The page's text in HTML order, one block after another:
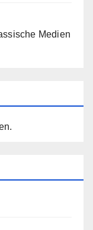
Medien